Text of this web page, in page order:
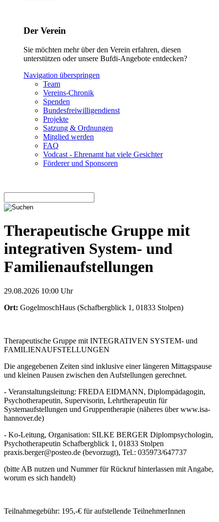
Der Verein
Sie möchten mehr über den Verein erfahren, diesen
unterstützen oder unsere Bufdi-Angebote entdecken?
Navigation überspringen
Team
Vereins-Chronik
Spenden
Bundesfreiwilligendienst
Projekte
Satzung & Ordnungen
Mitglied werden
FAQ
Vodcast - Ehrenamt hat viele Gesichter
Förderer und Sponsoren
Therapeutische Gruppe mit
integrativen System- und
Familienaufstellungen
29.08.2026 10:00 Uhr
Ort: GogelmoschHaus (Schafbergblick 1, 01833 Stolpen)
Therapeutische Gruppe mit INTEGRATIVEN SYSTEM- und
FAMILIENAUFSTELLUNGEN
Die angegebenen Zeiten sind inklusive einer längeren Mittagspause
und kleinen Pausen zwischen den Aufstellungen gerechnet.
- Veranstaltungsleitung: FREDA EIDMANN, Diplompädagogin,
Psychotherapeutin, Supervisorin, Lehrtherapeutin für
Systemaufstellungen und Gruppentherapie (näheres über www.isa-
hannover.de)
- Ko-Leitung, Organisation: SILKE BERGER Diplompsychologin,
Psychotherapeutin Schafbergblick 1, 01833 Stolpen
praxis.berger@posteo.de (bevorzugt), Tel.: 035973/647737
(bitte AB nutzen und Nummer für Rückruf hinterlassen mit Angabe,
worum es sich handelt)
Teilnahmegebühr: 195,-€ für aufstellende TeilnehmerInnen